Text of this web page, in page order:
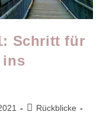
Schritt für
ins
Rückblicke